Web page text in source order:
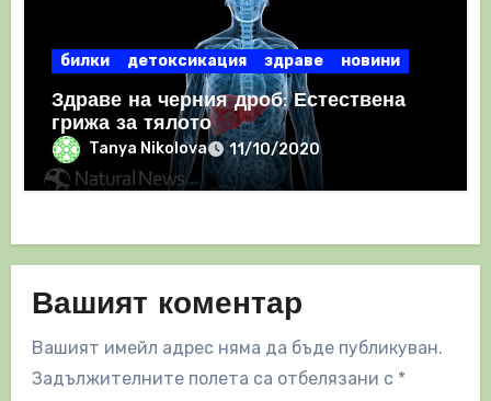
билки детоксикация здраве новини
Здраве на черния дроб: Естествена
грижа за тялото
Tanya Nikolova 11/10/2020
Вашият коментар
Вашият имейл адрес няма да бъде публикуван.
Задължителните полета са отбелязани с *